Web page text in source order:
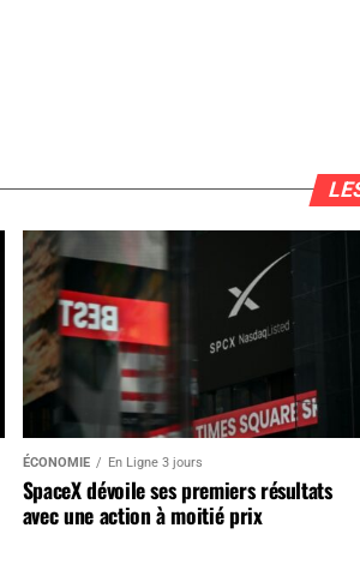
ÉCONOMIE En Ligne 3 jours
SpaceX dévoile ses premiers résultats
avec une action à moitié prix